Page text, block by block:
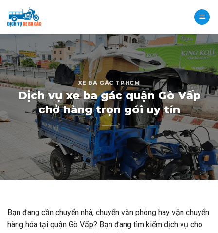
content
XE BA GÁC TPHCM
Dịch vụ xe ba gác quận Gò Vấp
chở hàng trọn gói uy tín
Bạn đang cần chuyển nhà, chuyển văn phòng hay vận chuyển
hàng hóa tại quận Gò Vấp? Bạn đang tìm kiếm dịch vụ cho